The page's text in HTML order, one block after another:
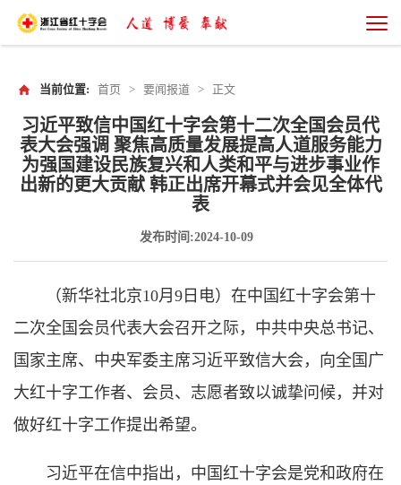
当前位置: 首页 > 要闻报道 > 正文
习近平致信中国红十字会第十二次全国会员代
表大会强调 聚焦高质量发展提高人道服务能力
为强国建设民族复兴和人类和平与进步事业作
出新的更大贡献 韩正出席开幕式并会见全体代
表
发布时间:2024-10-09
（新华社北京10月9日电）在中国红十字会第十
二次全国会员代表大会召开之际，中共中央总书记、
国家主席、中央军委主席习近平致信大会，向全国广
大红十字工作者、会员、志愿者致以诚挚问候，并对
做好红十字工作提出希望。
习近平在信中指出，中国红十字会是党和政府在